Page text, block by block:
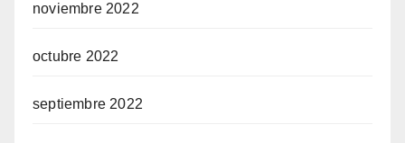
noviembre 2022
octubre 2022
septiembre 2022